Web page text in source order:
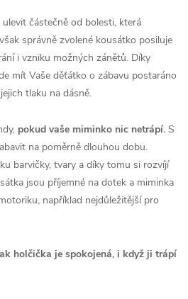
částečně od bolesti, která
správně zvolené kousátko posiluje
i vzniku možných zánětů. Díky
mít Vaše děťátko o zábavu postaráno
tlaku na dásně.
pokud vaše miminko nic netrápí. S
na poměrně dlouhou dobu.
barvičky, tvary a díky tomu si rozvíjí
jsou příjemné na dotek a miminka
například nejdůležitější pro
holčička je spokojená, i když ji trápí